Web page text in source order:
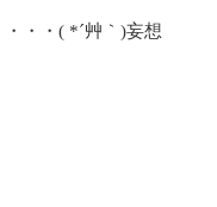
・・( *´艸｀)妄想